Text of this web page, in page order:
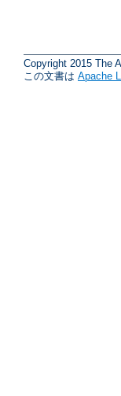
Copyright 2015 The
この文書は Apache